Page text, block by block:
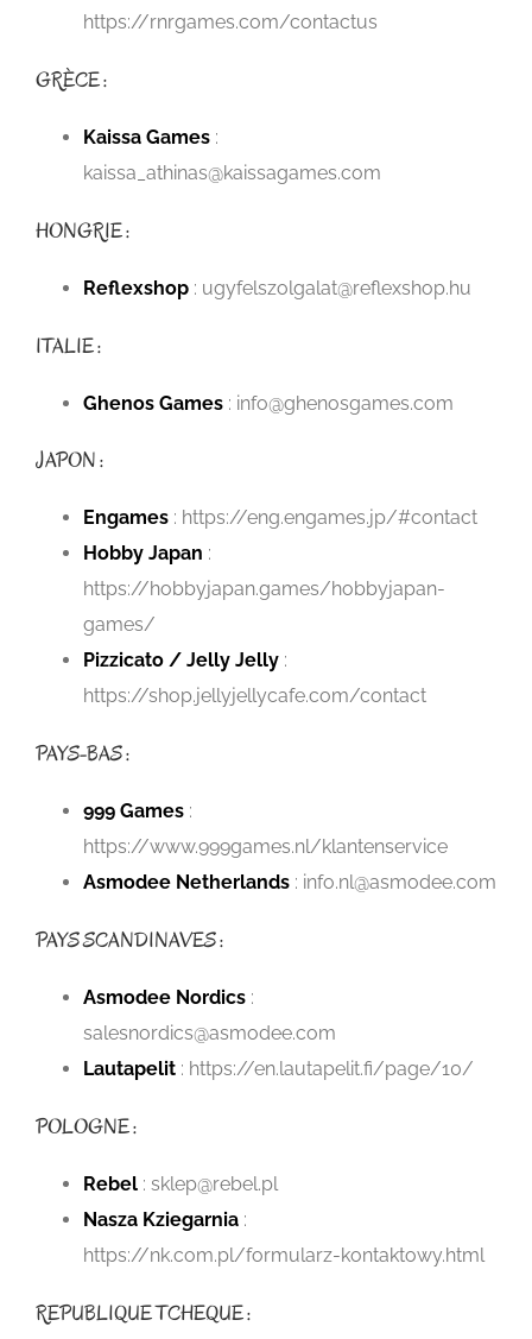
https://rnrgames.com/contactus
GRÈCE :
Kaissa Games :
kaissa_athinas@kaissagames.com
HONGRIE :
Reflexshop : ugyfelszolgalat@reflexshop.hu
ITALIE :
Ghenos Games : info@ghenosgames.com
JAPON :
Engames : https://eng.engames.jp/#contact
Hobby Japan :
https://hobbyjapan.games/hobbyjapan-
games/
Pizzicato / Jelly Jelly :
https://shop.jellyjellycafe.com/contact
PAYS-BAS :
999 Games :
https://www.999games.nl/klantenservice
Asmodee Netherlands : info.nl@asmodee.com
PAYS SCANDINAVES :
Asmodee Nordics :
salesnordics@asmodee.com
Lautapelit : https://en.lautapelit.fi/page/10/
POLOGNE :
Rebel : sklep@rebel.pl
Nasza Kziegarnia :
https://nk.com.pl/formularz-kontaktowy.html
REPUBLIQUE TCHEQUE :